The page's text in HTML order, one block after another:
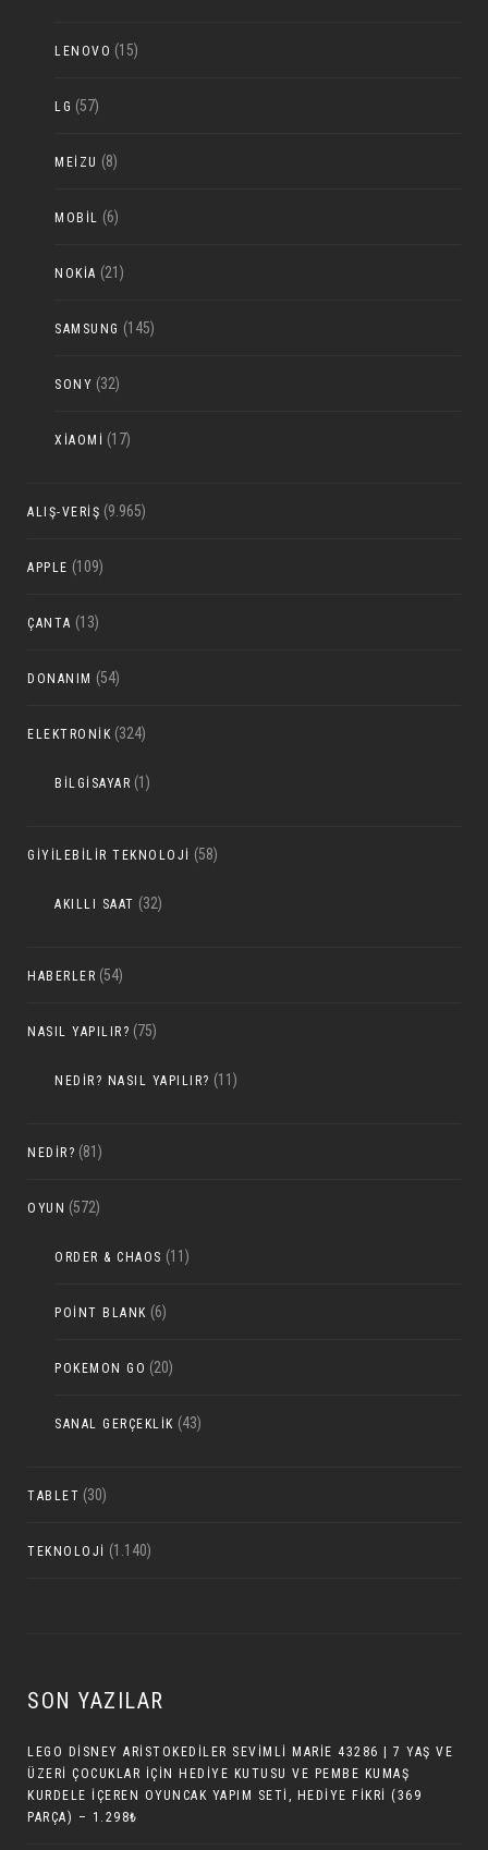
LENOVO (15)
LG (57)
MEIZU (8)
MOBIL (6)
NOKIA (21)
SAMSUNG (145)
SONY (32)
XIAOMI (17)
ALIŞ-VERIŞ (9.965)
APPLE (109)
ÇANTA (13)
DONANIM (54)
ELEKTRONIK (324)
BILGISAYAR (1)
GIYILEBILIR TEKNOLOJI (58)
AKILLI SAAT (32)
HABERLER (54)
NASIL YAPILIR? (75)
NEDIR? NASIL YAPILIR? (11)
NEDIR? (81)
OYUN (572)
ORDER & CHAOS (11)
POINT BLANK (6)
POKEMON GO (20)
SANAL GERÇEKLIK (43)
TABLET (30)
TEKNOLOJI (1.140)
SON YAZILAR
LEGO DISNEY ARISTOKEDILER SEVIMLI MARIE 43286 | 7 YAŞ VE
ÜZERI ÇOCUKLAR IÇIN HEDIYE KUTUSU VE PEMBE KUMAŞ
KURDELE İÇEREN OYUNCAK YAPIM SETI, HEDIYE FIKRI (369
PARÇA) – 1.298₺